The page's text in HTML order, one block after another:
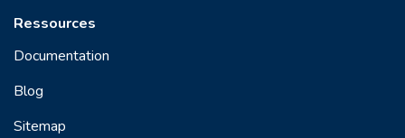
Ressources
Documentation
Blog
Sitemap